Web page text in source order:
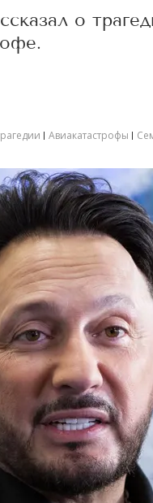
о
Авиакатастрофы